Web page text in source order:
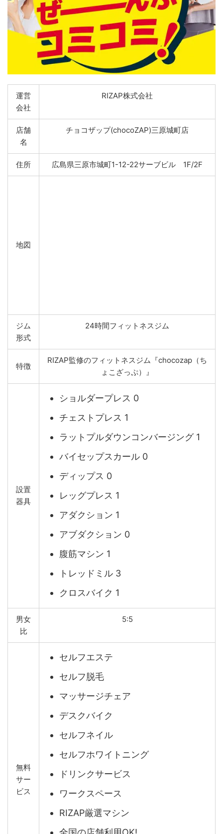
運営
会社
RIZAP株式会社
店舗
名
チョコザップ(chocoZAP)三原城町店
住所 広島県三原市城町1-12-22サーブビル 1F/2F
地図
ジム
形式
24時間フィットネスジム
特徴
RIZAP監修のフィットネスジム『chocozap（ち
ょこざっぷ）』
設置
器具
ショルダープレス 0
チェストプレス 1
ラットプルダウンコンバージング 1
バイセップスカール 0
ディップス 0
レッグプレス 1
アダクション 1
アブダクション 0
腹筋マシン 1
トレッドミル 3
クロスバイク 1
男女
比
5:5
無料
サー
ビス
セルフエステ
セルフ脱毛
マッサージチェア
デスクバイク
セルフネイル
セルフホワイトニング
ドリンクサービス
ワークスペース
RIZAP厳選マシン